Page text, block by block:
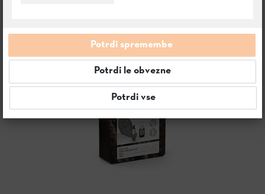
Potrdi spremembe
Potrdi le obvezne
Potrdi vse